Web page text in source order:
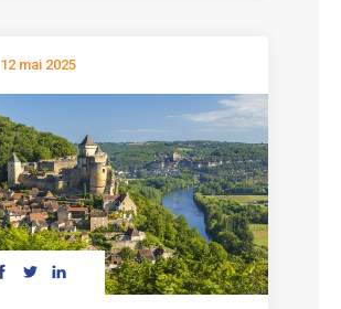
12 mai 2025